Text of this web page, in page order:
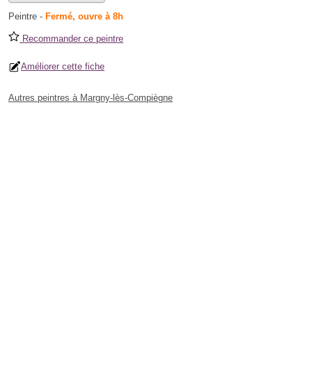
Peintre - Fermé, ouvre à 8h
Recommander ce peintre
Améliorer cette fiche
Autres peintres à Margny-lès-Compiègne